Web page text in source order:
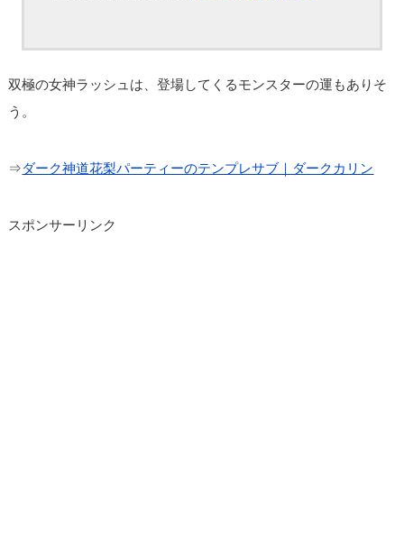
双極の女神ラッシュは、登場してくるモンスターの運もありそ
う。
⇒ダーク神道花梨パーティーのテンプレサブ｜ダークカリン
スポンサーリンク